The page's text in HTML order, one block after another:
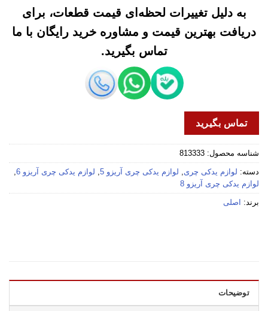
به دلیل تغییرات لحظه‌ای قیمت قطعات، برای
دریافت بهترین قیمت و مشاوره خرید رایگان با ما
تماس بگیرید.
تماس بگیرید
شناسه محصول: 813333
دسته: لوازم یدکی چری, لوازم یدکی چری آریزو 5 , لوازم یدکی چری آریزو 6
,
لوازم یدکی چری آریزو 8
برند: اصلی
توضیحات